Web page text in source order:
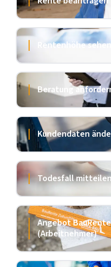
Rentenhöhe sehen
Beratung
Kundendaten
Todesfall
Angebot
(Arbeitnehmer)